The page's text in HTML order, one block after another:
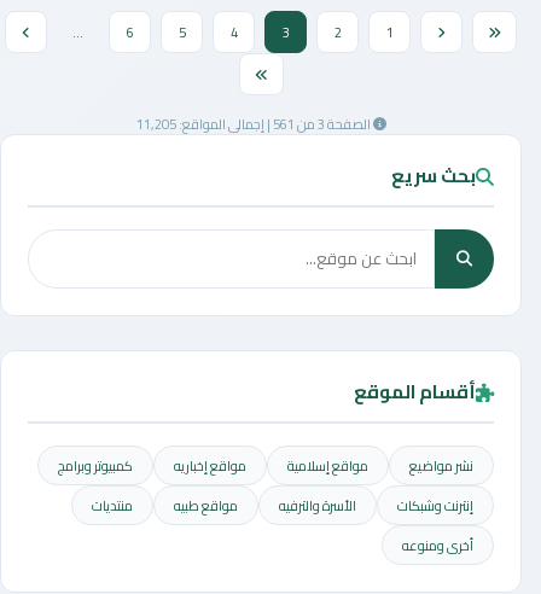
1
2
3
4
5
6
...
الصفحة 3 من 561 | إجمالي المواقع: 11,205
بحث سريع
أقسام الموقع
نشر مواضيع مواقع إسلامية مواقع إخباريه
كمبيوتر وبرامج
إنترنت وشبكات
الأسرة والترفيه مواقع طبيه
منتديات
أخرى ومنوعه